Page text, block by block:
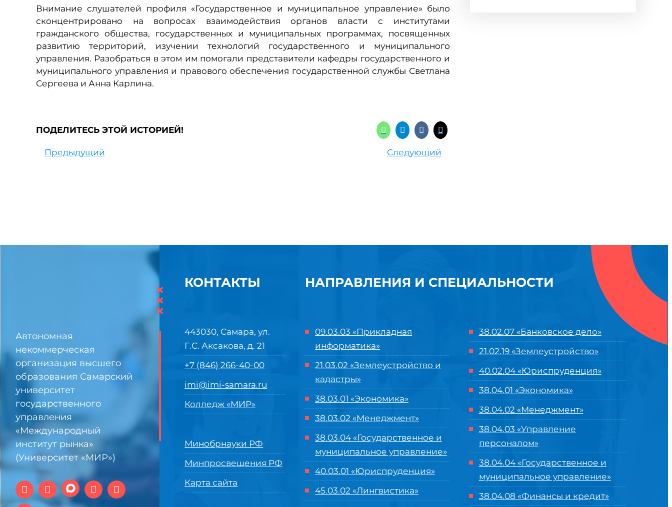
Внимание слушателей профиля «Государственное и муниципальное управление» было
сконцентрировано на вопросах взаимодействия органов власти с институтами
гражданского общества, государственных и муниципальных программах, посвященных
развитию территорий, изучении технологий государственного и муниципального
управления. Разобраться в этом им помогали представители кафедры государственного и
муниципального управления и правового обеспечения государственной службы Светлана
Сергеева и Анна Карлина.
ПОДЕЛИТЕСЬ ЭТОЙ ИСТОРИЕЙ!
Предыдущий Следующий
Автономная
некоммерческая
организация высшего
образования Самарский
университет
государственного
управления
«Международный
институт рынка»
(Университет «МИР»)
×
×
×
КОНТАКТЫ
443030, Самара, ул.
Г.С. Аксакова, д. 21
+7 (846) 266-40-00
imi@imi-samara.ru
Колледж «МИР»
Минобрнауки РФ
Минпросвещения РФ
Карта сайта
НАПРАВЛЕНИЯ И СПЕЦИАЛЬНОСТИ
09.03.03 «Прикладная
информатика»
21.03.02 «Землеустройство и
кадастры»
38.03.01 «Экономика»
38.03.02 «Менеджмент»
38.03.04 «Государственное и
муниципальное управление»
40.03.01 «Юриспруденция»
45.03.02 «Лингвистика»
38.02.07 «Банковское дело»
21.02.19 «Землеустройство»
40.02.04 «Юриспруденция»
38.04.01 «Экономика»
38.04.02 «Менеджмент»
38.04.03 «Управление
персоналом»
38.04.04 «Государственное и
муниципальное управление»
38.04.08 «Финансы и кредит»